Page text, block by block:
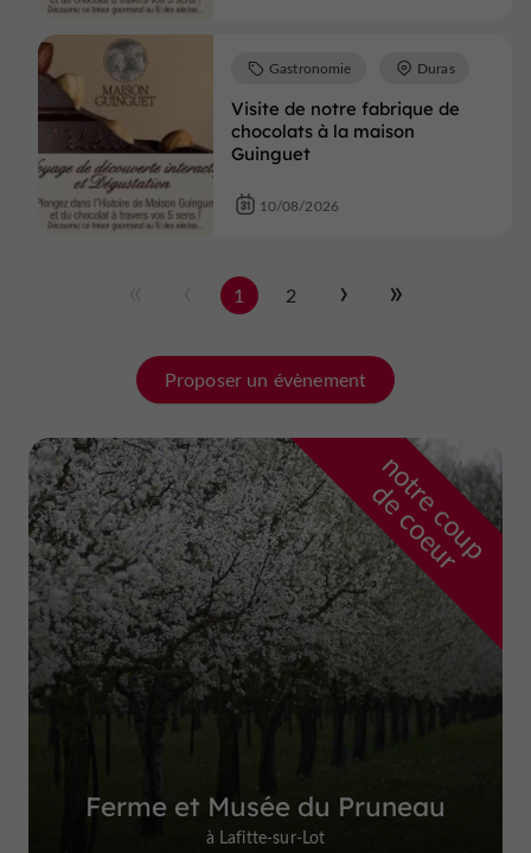
Visite de notre fabrique de
chocolats à la maison
Guinguet
Gastronomie Duras
10/08/2026
1 2
Proposer un évènement
n
o
t
r
e
c
o
u
p
d
e
c
o
e
u
r
Ferme et Musée du Pruneau
à Lafitte-sur-Lot